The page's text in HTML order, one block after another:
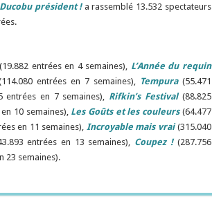
Ducobu président !a rassemblé 13.532 spectateurs
(19.882 entrées en 4 semaines), L’Année du requin
entrées en 7 semaines), Tempura(55.471
entrées en 7 semaines), Rifkin’s Festival(88.825
10 semaines), Les Goûts et les couleurs(64.477
en 11 semaines), Incroyable mais vrai (315.040
entrées en 13 semaines), Coupez ! (287.756
23 semaines).